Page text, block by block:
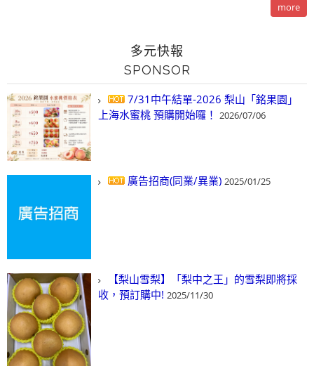
more
多元快報
SPONSOR
7/31中午結單-2026 梨山「銘果園」
上海水蜜桃 預購開始囉！ 2026/07/06
廣告招商(同業/異業) 2025/01/25
【梨山雪梨】「梨中之王」的雪梨即將採
收，預訂購中! 2025/11/30